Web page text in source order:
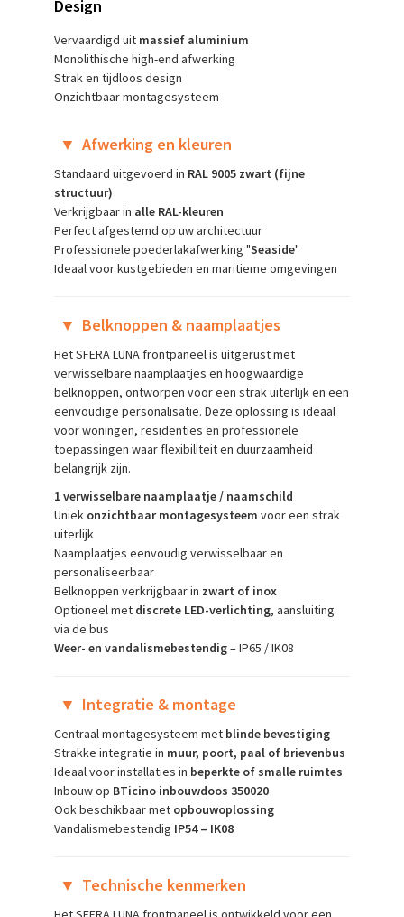
Design
Vervaardigd uit massief aluminium
Monolithische high-end afwerking
Strak en tijdloos design
Onzichtbaar montagesysteem
▼ Afwerking en kleuren
Standaard uitgevoerd in RAL 9005 zwart (fijne
structuur)
Verkrijgbaar in alle RAL-kleuren
Perfect afgestemd op uw architectuur
Professionele poederlakafwerking "Seaside"
Ideaal voor kustgebieden en maritieme omgevingen
▼ Belknoppen & naamplaatjes
Het SFERA LUNA frontpaneel is uitgerust met
verwisselbare naamplaatjes en hoogwaardige
belknoppen, ontworpen voor een strak uiterlijk en een
eenvoudige personalisatie. Deze oplossing is ideaal
voor woningen, residenties en professionele
toepassingen waar flexibiliteit en duurzaamheid
belangrijk zijn.
1 verwisselbare naamplaatje / naamschild
Uniek onzichtbaar montagesysteem voor een strak
uiterlijk
Naamplaatjes eenvoudig verwisselbaar en
personaliseerbaar
Belknoppen verkrijgbaar in zwart of inox
Optioneel met discrete LED-verlichting, aansluiting
via de bus
Weer- en vandalismebestendig– IP65 / IK08
▼ Integratie & montage
Centraal montagesysteem met blinde bevestiging
Strakke integratie in muur, poort, paal of brievenbus
Ideaal voor installaties in beperkte of smalle ruimtes
Inbouw op BTicino inbouwdoos 350020
Ook beschikbaar met opbouwoplossing
Vandalismebestendig IP54 – IK08
▼ Technische kenmerken